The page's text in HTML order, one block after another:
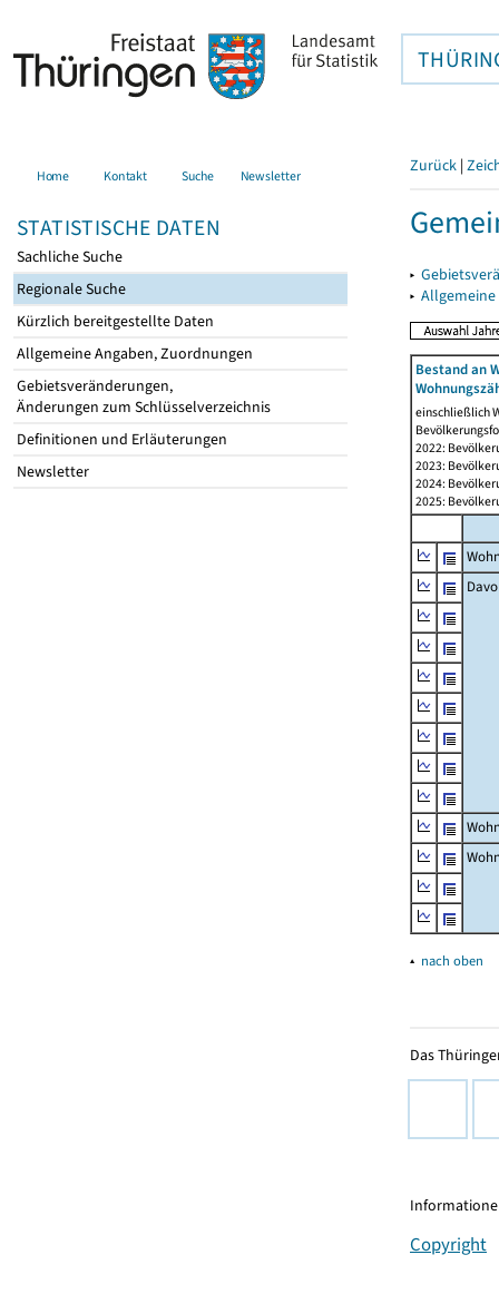
Home Kontakt Suche Newsletter
STATISTISCHE DATEN
Sachliche Suche
Regionale Suche
Kürzlich bereitgestellte Daten
Allgemeine Angaben, Zuordnungen
Gebietsveränderungen,
Änderungen zum Schlüsselverzeichnis
Definitionen und Erläuterungen
Newsletter
Zurück |
▸
▸
Bestand an
einschließlich
2022:
2023:
2024:
2025:
▴ nach oben
Das
Copyright